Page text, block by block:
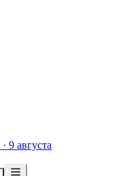
9 августа